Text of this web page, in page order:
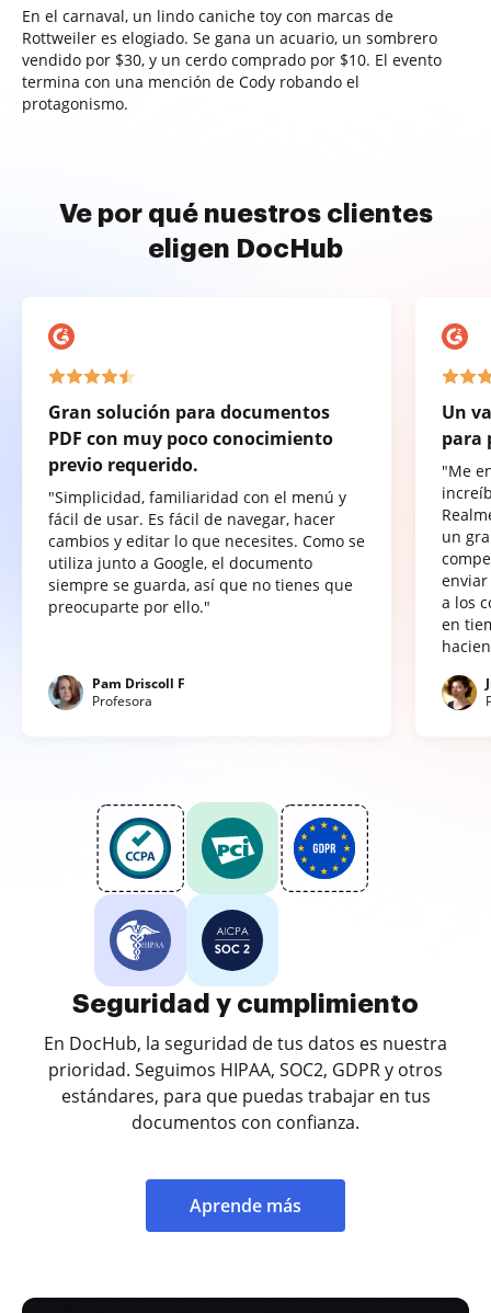
En el carnaval, un lindo caniche toy con marcas de
Rottweiler es elogiado. Se gana un acuario, un sombrero
vendido por $30, y un cerdo comprado por $10. El evento
termina con una mención de Cody robando el
protagonismo.
Ve por qué nuestros clientes
eligen DocHub
Gran solución para documentos
PDF con muy poco conocimiento
previo requerido.
"Simplicidad, familiaridad con el menú y
fácil de usar. Es fácil de navegar, hacer
cambios y editar lo que necesites. Como se
utiliza junto a Google, el documento
siempre se guarda, así que no tienes que
preocuparte por ello."
Pam Driscoll F
Profesora
Un
para
"Me
un
a los
en
Seguridad y cumplimiento
En DocHub, la seguridad de tus datos es nuestra
prioridad. Seguimos HIPAA, SOC2, GDPR y otros
estándares, para que puedas trabajar en tus
documentos con confianza.
Aprende más